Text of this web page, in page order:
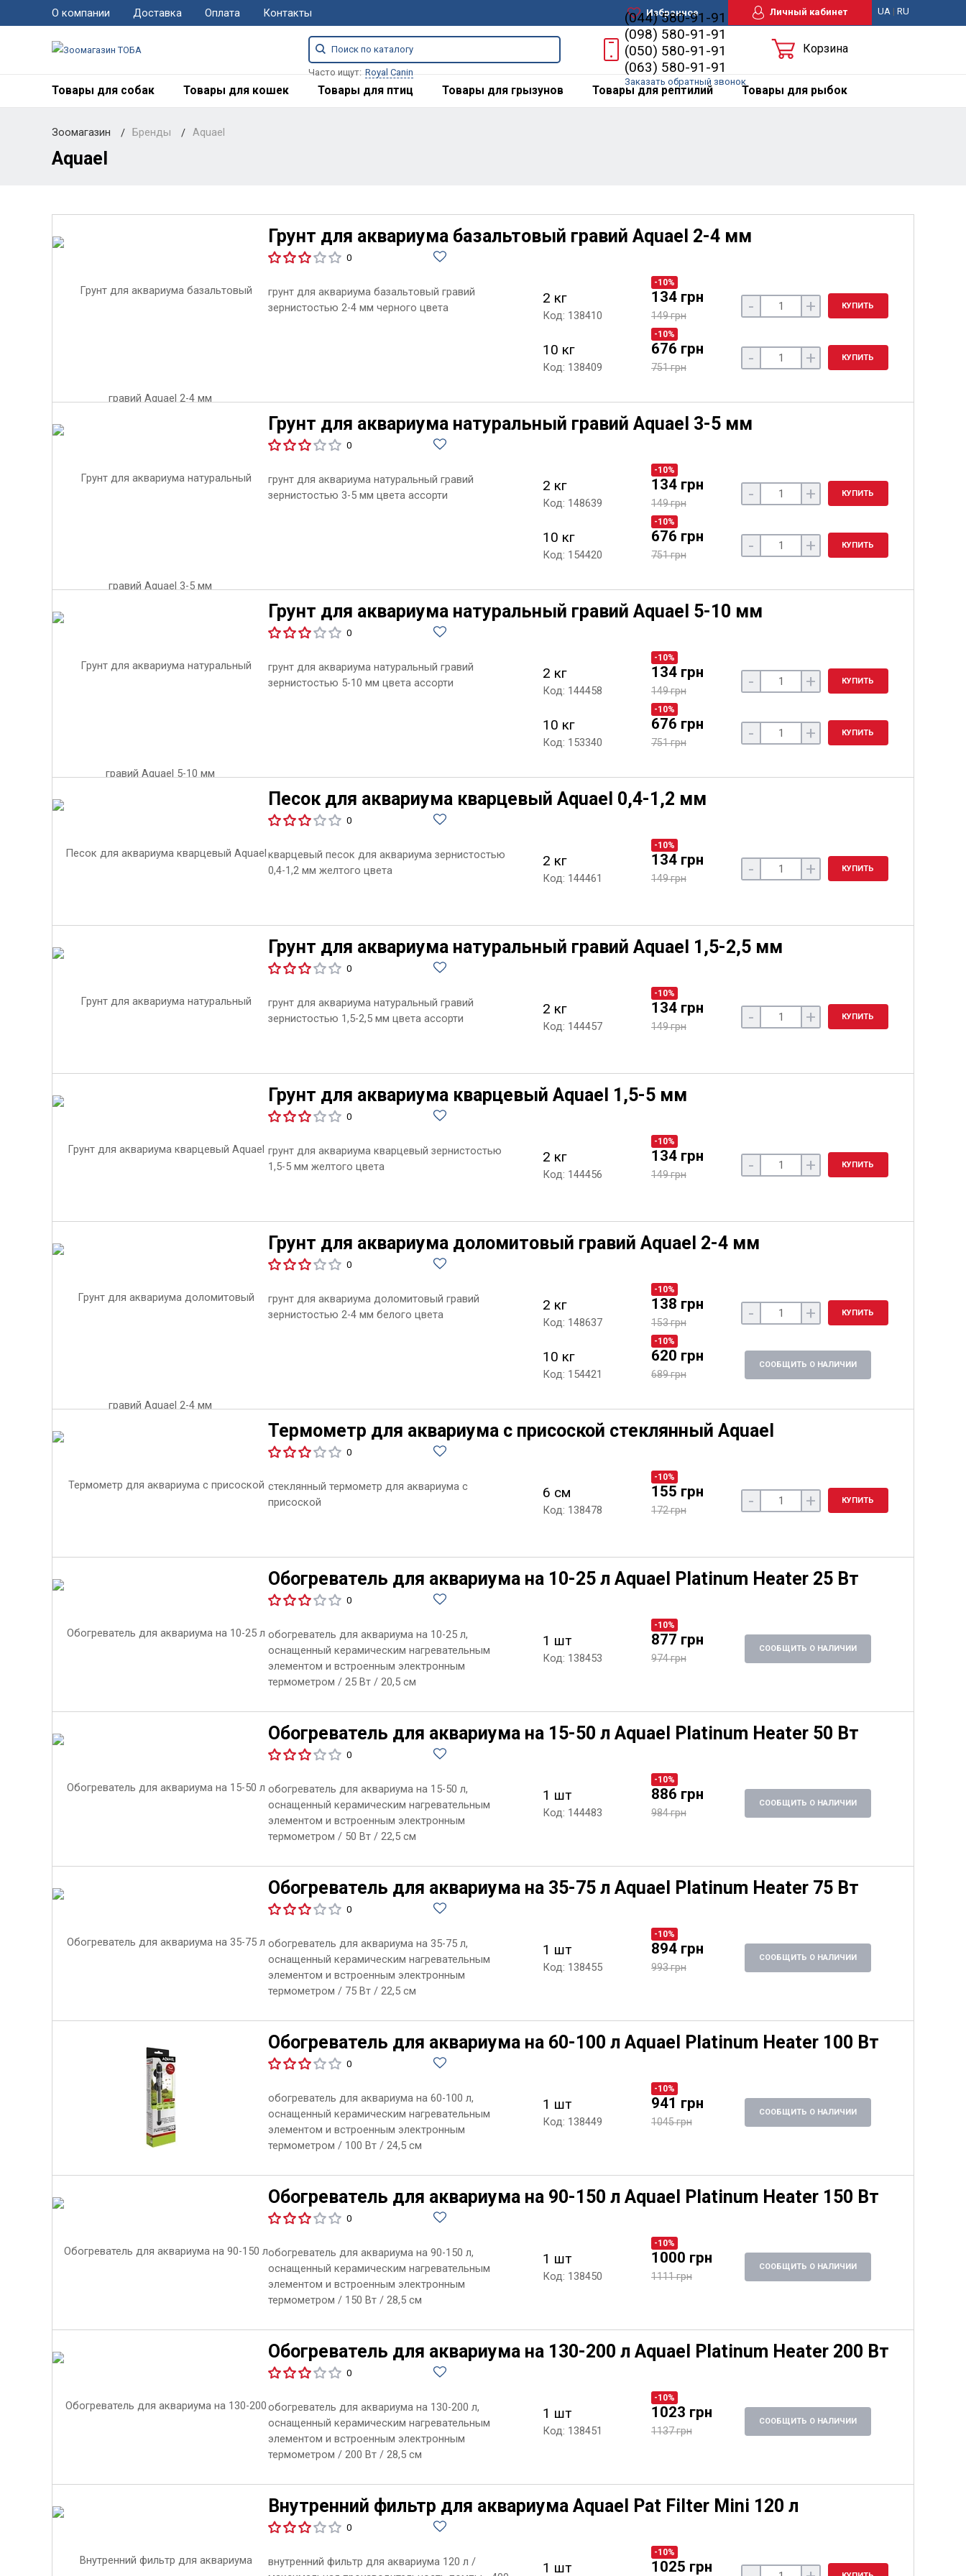
О компании Доставка Оплата Контакты Избранное Личный кабинет UA| RU
Часто ищут: Royal Canin
(044) 580-91-91
(098) 580-91-91
(050) 580-91-91
(063) 580-91-91
Заказать обратный звонок
Корзина
Товары для собак Товары для кошек Товары для птиц Товары для грызунов Товары для рептилий Товары для рыбок
Зоомагазин Бренды Aquael
Aquael
Грунт для аквариума базальтовый гравий Aquael 2-4 мм
0
грунт для аквариума базальтовый гравий
зернистостью 2-4 мм черного цвета
2 кг
Код: 138410
-10%
134 грн
149 грн - + КУПИТЬ
10 кг
Код: 138409
-10%
676 грн
751 грн - + КУПИТЬ
Грунт для аквариума натуральный гравий Aquael 3-5 мм
0
грунт для аквариума натуральный гравий
зернистостью 3-5 мм цвета ассорти
2 кг
Код: 148639
-10%
134 грн
149 грн - + КУПИТЬ
10 кг
Код: 154420
-10%
676 грн
751 грн - + КУПИТЬ
Грунт для аквариума натуральный гравий Aquael 5-10 мм
0
грунт для аквариума натуральный гравий
зернистостью 5-10 мм цвета ассорти
2 кг
Код: 144458
-10%
134 грн
149 грн - + КУПИТЬ
10 кг
Код: 153340
-10%
676 грн
751 грн - + КУПИТЬ
Песок для аквариума кварцевый Aquael 0,4-1,2 мм
0
кварцевый песок для аквариума зернистостью
0,4-1,2 мм желтого цвета
2 кг
Код: 144461
-10%
134 грн
149 грн - + КУПИТЬ
Грунт для аквариума натуральный гравий Aquael 1,5-2,5 мм
0
грунт для аквариума натуральный гравий
зернистостью 1,5-2,5 мм цвета ассорти
2 кг
Код: 144457
-10%
134 грн
149 грн - + КУПИТЬ
Грунт для аквариума кварцевый Aquael 1,5-5 мм
0
грунт для аквариума кварцевый зернистостью
1,5-5 мм желтого цвета
2 кг
Код: 144456
-10%
134 грн
149 грн - + КУПИТЬ
Грунт для аквариума доломитовый гравий Aquael 2-4 мм
0
грунт для аквариума доломитовый гравий
зернистостью 2-4 мм белого цвета
2 кг
Код: 148637
-10%
138 грн
153 грн - + КУПИТЬ
10 кг
Код: 154421
-10%
620 грн
689 грн
СООБЩИТЬ О НАЛИЧИИ
Термометр для аквариума с присоской стеклянный Aquael
0
стеклянный термометр для аквариума с
присоской
6 см
Код: 138478
-10%
155 грн
172 грн - + КУПИТЬ
Обогреватель для аквариума на 10-25 л Aquael Platinum Heater 25 Вт
0
обогреватель для аквариума на 10-25 л,
оснащенный керамическим нагревательным
элементом и встроенным электронным
термометром / 25 Вт / 20,5 см
1 шт
Код: 138453
-10%
877 грн
974 грн
СООБЩИТЬ О НАЛИЧИИ
Обогреватель для аквариума на 15-50 л Aquael Platinum Heater 50 Вт
0
обогреватель для аквариума на 15-50 л,
оснащенный керамическим нагревательным
элементом и встроенным электронным
термометром / 50 Вт / 22,5 см
1 шт
Код: 144483
-10%
886 грн
984 грн
СООБЩИТЬ О НАЛИЧИИ
Обогреватель для аквариума на 35-75 л Aquael Platinum Heater 75 Вт
0
обогреватель для аквариума на 35-75 л,
оснащенный керамическим нагревательным
элементом и встроенным электронным
термометром / 75 Вт / 22,5 см
1 шт
Код: 138455
-10%
894 грн
993 грн
СООБЩИТЬ О НАЛИЧИИ
Обогреватель для аквариума на 60-100 л Aquael Platinum Heater 100 Вт
0
обогреватель для аквариума на 60-100 л,
оснащенный керамическим нагревательным
элементом и встроенным электронным
термометром / 100 Вт / 24,5 см
1 шт
Код: 138449
-10%
941 грн
1045 грн
СООБЩИТЬ О НАЛИЧИИ
Обогреватель для аквариума на 90-150 л Aquael Platinum Heater 150 Вт
0
обогреватель для аквариума на 90-150 л,
оснащенный керамическим нагревательным
элементом и встроенным электронным
термометром / 150 Вт / 28,5 см
1 шт
Код: 138450
-10%
1000 грн
1111 грн
СООБЩИТЬ О НАЛИЧИИ
Обогреватель для аквариума на 130-200 л Aquael Platinum Heater 200 Вт
0
обогреватель для аквариума на 130-200 л,
оснащенный керамическим нагревательным
элементом и встроенным электронным
термометром / 200 Вт / 28,5 см
1 шт
Код: 138451
-10%
1023 грн
1137 грн
СООБЩИТЬ О НАЛИЧИИ
Внутренний фильтр для аквариума Aquael Pat Filter Mini 120 л
0
внутренний фильтр для аквариума 120 л /
1 шт
-10%
1025 грн